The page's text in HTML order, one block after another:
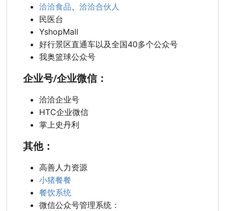
洽洽食品、 洽洽合伙人
民医台
YshopMall
好行景区直通车以及全国40多个公众号
我奥篮球公众号
企业号/企业微信：
洽洽企业号
HTC企业微信
掌上史丹利
其他：
高善人力资源
小猪餐餐
餐饮系统
微信公众号管理系统：